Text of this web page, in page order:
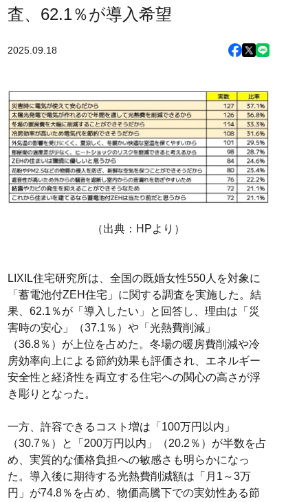
査、62.1％が導入希望
2025.09.18
（出典：HPより）
LIXIL住宅研究所は、全国の既婚女性550人を対象に
「蓄電池付ZEH住宅」に関する調査を実施した。結
果、62.1％が「導入したい」と回答し、理由は「災
害時の安心」（37.1％）や「光熱費削減」
（36.8％）が上位を占めた。冬場の暖房費削減や冷
房効率向上による節約効果も評価され、エネルギー
安全性と経済性を両立する住宅への関心の高さが浮
き彫りとなった。
一方、許容できるコスト増は「100万円以内」
（30.7％）と「200万円以内」（20.2％）が半数を占
め、実質的な価格負担への敏感さも明らかになっ
た。導入後に期待する光熱費削減額は「月1～3万
円」が74.8％を占め、物価高騰下での実効性ある節